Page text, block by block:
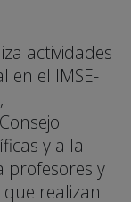
actividades
en el IMSE-
y a la
profesores y
realizan